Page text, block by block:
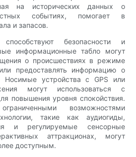
на исторических данных о
событиях, помогает в
и запасов.
безопасности и
информационные табло могут
о происшествиях в режиме
предоставлять информацию о
Носимые устройства с GPS или
могут использоваться с
повышения уровня спокойствия.
возможностями
такие как аудиогиды,
и регулируемые сенсорные
аттракционах, могут
доступным.